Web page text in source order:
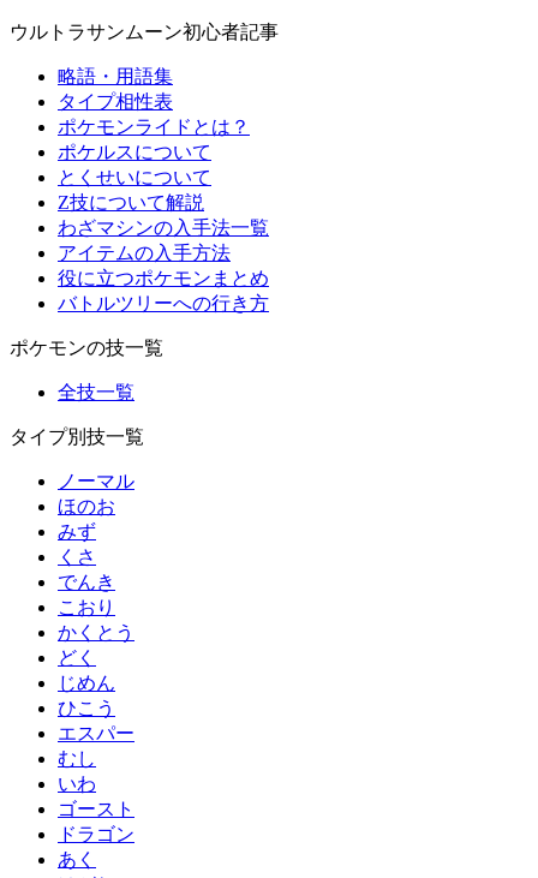
ウルトラサンムーン初心者記事
略語・用語集
タイプ相性表
ポケモンライドとは？
ポケルスについて
とくせいについて
Z技について解説
わざマシンの入手法一覧
アイテムの入手方法
役に立つポケモンまとめ
バトルツリーへの行き方
ポケモンの技一覧
全技一覧
タイプ別技一覧
ノーマル
ほのお
みず
くさ
でんき
こおり
かくとう
どく
じめん
ひこう
エスパー
むし
いわ
ゴースト
ドラゴン
あく